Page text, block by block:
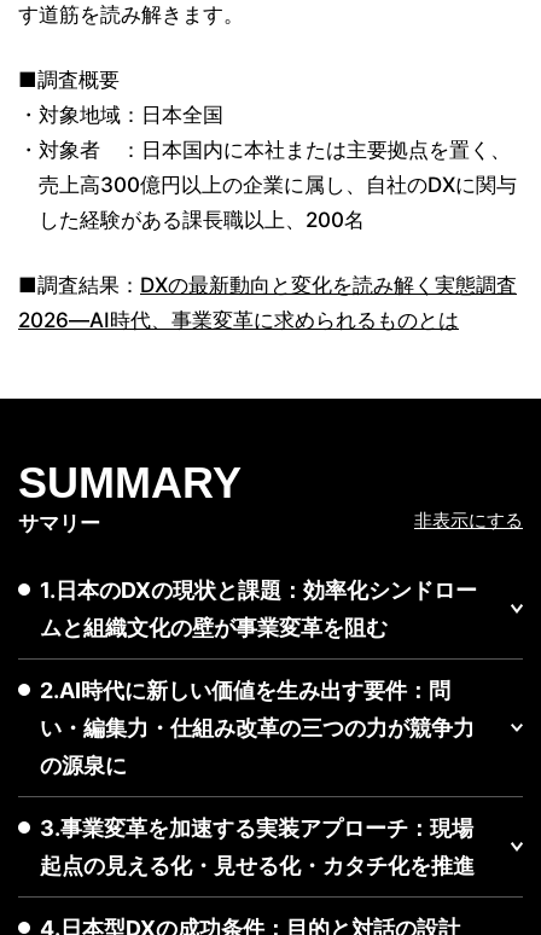
す道筋を読み解きます。
■調査概要
対象地域：日本全国
対象者 ：日本国内に本社または主要拠点を置く、
売上高300億円以上の企業に属し、自社のDXに関与
した経験がある課長職以上、200名
■調査結果： DXの最新動向と変化を読み解く実態調査
2026―AI時代、事業変革に求められるものとは
SUMMARY
サマリー 非表示にする
1.日本のDXの現状と課題：効率化シンドロー
ムと組織文化の壁が事業変革を阻む
2.AI時代に新しい価値を生み出す要件：問
い・編集力・仕組み改革の三つの力が競争力
の源泉に
3.事業変革を加速する実装アプローチ：現場
起点の見える化・見せる化・カタチ化を推進
4.日本型DXの成功条件：目的と対話の設計